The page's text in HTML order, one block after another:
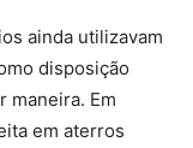
ainda utilizavam
disposição
maneira. Em
em aterros